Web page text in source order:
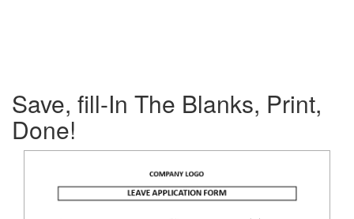
Save, fill-In The Blanks, Print,
Done!